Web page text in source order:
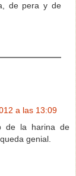
de pera y de
a las 13:09
de la harina de
genial.